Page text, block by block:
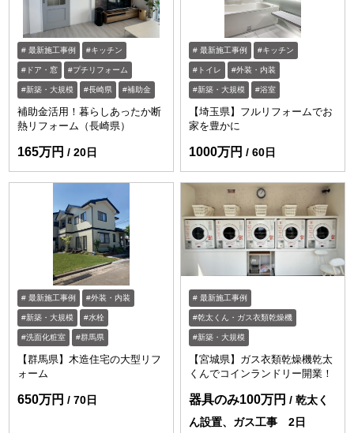
最新施工事例 キッチン
ドア・窓 プチリフォーム
新築・大規模 長崎県 補助金
補助金活用！暮らしあったか断
熱リフォーム（長崎県）
165万円 20日
最新施工事例 キッチン
トイレ 外装・内装
新築・大規模 浴室
【埼玉県】フルリフォームでお
家を豊かに
1000万円 60日
最新施工事例 外装・内装
新築・大規模 水栓
洗面化粧室 群馬県
【群馬県】木造住宅の大型リフ
ォーム
650万円 70日
最新施工事例
乾太くん・ガス衣類乾燥機
新築・大規模
【宮城県】ガス衣類乾燥機乾太
くんでコインランドリー開業！
器具のみ100万円
乾太く
ん設置、ガス工事 2日